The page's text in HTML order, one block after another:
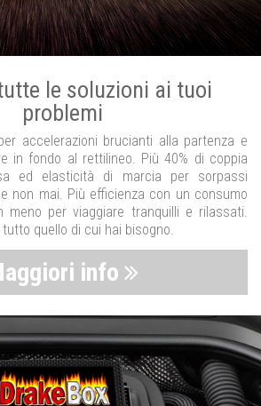
le soluzioni ai tuoi
problemi
accelerazioni brucianti alla partenza e
in fondo al rettilineo. Più 40% di coppia
ed elasticità di marcia per sorpassi
non mai. Più efficienza con un consumo
meno per viaggiare tranquilli e rilassati.
quello di cui hai bisogno.
info